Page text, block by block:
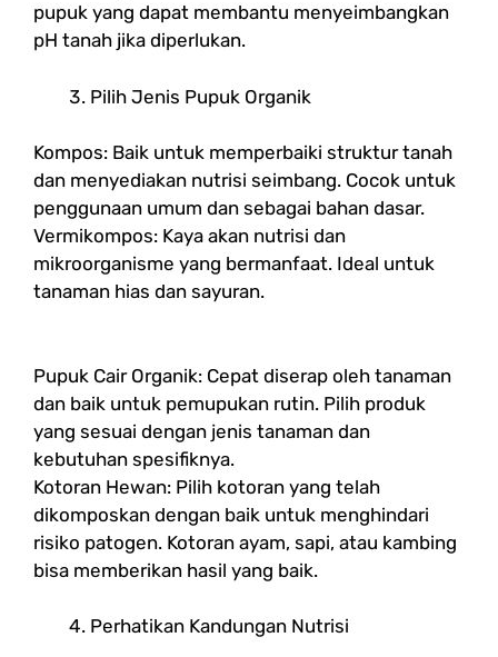
pupuk yang dapat membantu menyeimbangkan
pH tanah jika diperlukan.
Pilih Jenis Pupuk Organik
Kompos: Baik untuk memperbaiki struktur tanah
dan menyediakan nutrisi seimbang. Cocok untuk
penggunaan umum dan sebagai bahan dasar.
Vermikompos: Kaya akan nutrisi dan
mikroorganisme yang bermanfaat. Ideal untuk
tanaman hias dan sayuran.
Pupuk Cair Organik: Cepat diserap oleh tanaman
dan baik untuk pemupukan rutin. Pilih produk
yang sesuai dengan jenis tanaman dan
kebutuhan spesifiknya.
Kotoran Hewan: Pilih kotoran yang telah
dikomposkan dengan baik untuk menghindari
risiko patogen. Kotoran ayam, sapi, atau kambing
bisa memberikan hasil yang baik.
Perhatikan Kandungan Nutrisi